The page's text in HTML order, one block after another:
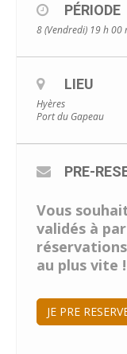
PÉRIODE
8 (Vendredi) 19 h 00
LIEU
Hyères
Port du Gapeau
PRE-
Vous
validés à
au plus vite !
JE PRE